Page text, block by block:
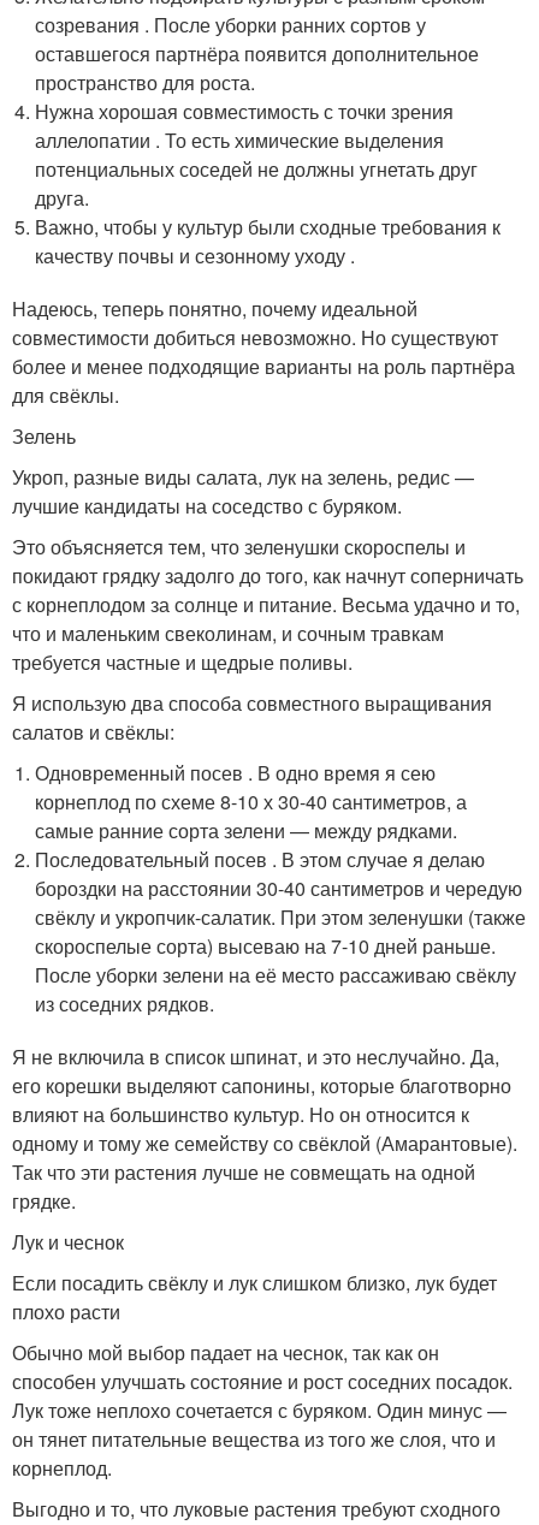
созревания . После уборки ранних сортов у
оставшегося партнёра появится дополнительное
пространство для роста.
Нужна хорошая совместимость с точки зрения
аллелопатии . То есть химические выделения
потенциальных соседей не должны угнетать друг
друга.
Важно, чтобы у культур были сходные требования к
качеству почвы и сезонному уходу .
Надеюсь, теперь понятно, почему идеальной
совместимости добиться невозможно. Но существуют
более и менее подходящие варианты на роль партнёра
для свёклы.
Зелень
Укроп, разные виды салата, лук на зелень, редис —
лучшие кандидаты на соседство с буряком.
Это объясняется тем, что зеленушки скороспелы и
покидают грядку задолго до того, как начнут соперничать
с корнеплодом за солнце и питание. Весьма удачно и то,
что и маленьким свеколинам, и сочным травкам
требуется частные и щедрые поливы.
Я использую два способа совместного выращивания
салатов и свёклы:
Одновременный посев . В одно время я сею
корнеплод по схеме 8-10 х 30-40 сантиметров, а
самые ранние сорта зелени — между рядками.
Последовательный посев . В этом случае я делаю
бороздки на расстоянии 30-40 сантиметров и чередую
свёклу и укропчик-салатик. При этом зеленушки (также
скороспелые сорта) высеваю на 7-10 дней раньше.
После уборки зелени на её место рассаживаю свёклу
из соседних рядков.
Я не включила в список шпинат, и это неслучайно. Да,
его корешки выделяют сапонины, которые благотворно
влияют на большинство культур. Но он относится к
одному и тому же семейству со свёклой (Амарантовые).
Так что эти растения лучше не совмещать на одной
грядке.
Лук и чеснок
Если посадить свёклу и лук слишком близко, лук будет
плохо расти
Обычно мой выбор падает на чеснок, так как он
способен улучшать состояние и рост соседних посадок.
Лук тоже неплохо сочетается с буряком. Один минус —
он тянет питательные вещества из того же слоя, что и
корнеплод.
Выгодно и то, что луковые растения требуют сходного